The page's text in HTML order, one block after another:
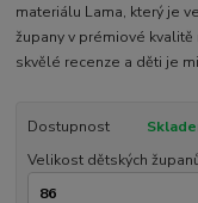
materiálu Lama, který je
župany v prémiové
skvělé recenze a děti je
Dostupnost
Velikost dětských